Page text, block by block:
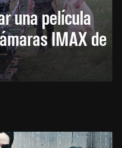
una película
IMAX de